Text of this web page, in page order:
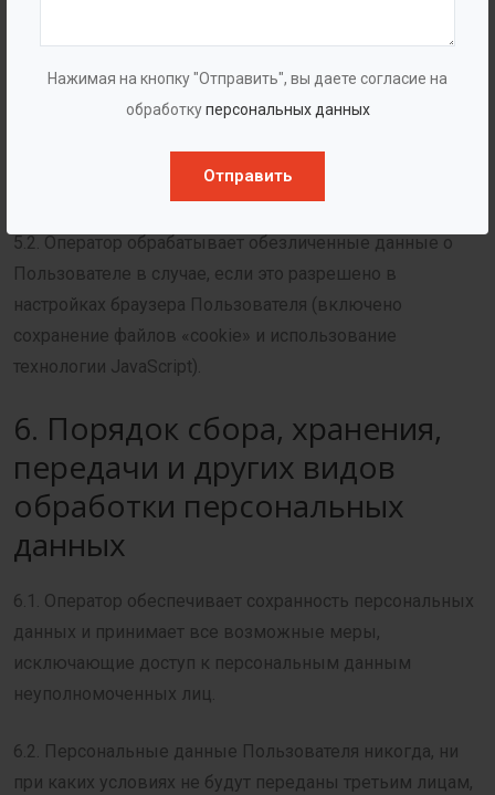
Нажимая на кнопку "Отправить", вы даете согласие на
обработкуперсональных данных
Отправить
Пользователем через формы, расположенные на сайте
. Отправляя свои персональные данные
Оператору, Пользователь выражает свое согласие с
5.2. Оператор обрабатывает обезличенные данные о
Пользователе в случае, если это разрешено в
настройках браузера Пользователя (включено
сохранение файлов «cookie» и использование
технологии JavaScript).
6. Порядок сбора, хранения,
передачи и других видов
обработки персональных
данных
6.1. Оператор обеспечивает сохранность персональных
данных и принимает все возможные меры,
исключающие доступ к персональным данным
неуполномоченных лиц.
6.2. Персональные данные Пользователя никогда, ни
при каких условиях не будут переданы третьим лицам,